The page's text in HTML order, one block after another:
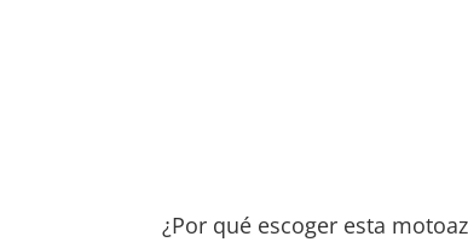
¿Por qué escoger esta